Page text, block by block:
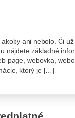
ani nebolo. Či
nájdete základné
page, webovka,
ktorý je […]